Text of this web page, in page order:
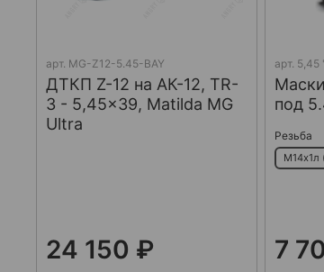
арт. MG-Z12-5.45-BAY
ДТКП Z-12 на АК-12, TR-
3 - 5,45x39, Matilda MG
Ultra
24 150 ₽
арт. 5,45
под
Резьба
М14х1л
7